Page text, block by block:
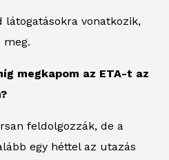
látogatásokra vonatkozik,
meg.
megkapom az ETA-t az
feldolgozzák, de a
egy héttel az utazás